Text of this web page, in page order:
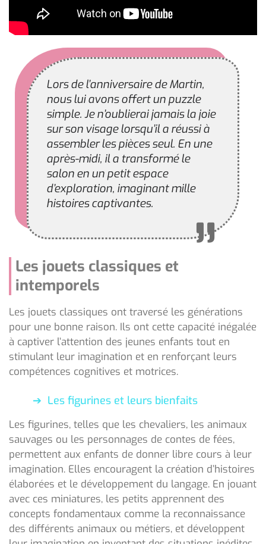
Lors de l’anniversaire de Martin,
nous lui avons offert un puzzle
simple. Je n’oublierai jamais la joie
sur son visage lorsqu’il a réussi à
assembler les pièces seul. En une
après-midi, il a transformé le
salon en un petit espace
d’exploration, imaginant mille
histoires captivantes.
Les jouets classiques et
intemporels
Les jouets classiques ont traversé les générations
pour une bonne raison. Ils ont cette capacité inégalée
à captiver l’attention des jeunes enfants tout en
stimulant leur imagination et en renforçant leurs
compétences cognitives et motrices.
Les figurines et leurs bienfaits
Les figurines, telles que les chevaliers, les animaux
sauvages ou les personnages de contes de fées,
permettent aux enfants de donner libre cours à leur
imagination. Elles encouragent la création d’histoires
élaborées et le développement du langage. En jouant
avec ces miniatures, les petits apprennent des
concepts fondamentaux comme la reconnaissance
des différents animaux ou métiers, et développent